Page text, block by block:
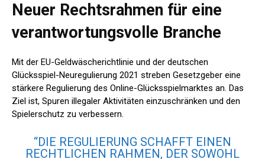
Neuer Rechtsrahmen für eine
verantwortungsvolle Branche
Mit der EU-Geldwäscherichtlinie und der deutschen
Glücksspiel-Neuregulierung 2021 streben Gesetzgeber eine
stärkere Regulierung des Online-Glücksspielmarktes an. Das
Ziel ist, Spuren illegaler Aktivitäten einzuschränken und den
Spielerschutz zu verbessern.
“DIE REGULIERUNG SCHAFFT EINEN
RECHTLICHEN RAHMEN, DER SOWOHL